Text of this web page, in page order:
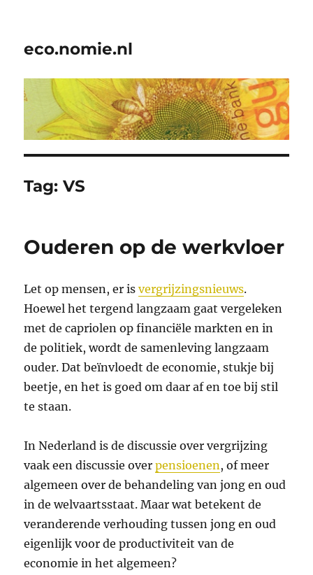
eco.nomie.nl
Tag:VS
Ouderen op de werkvloer
Let op mensen, er isvergrijzingsnieuws.
Hoewel het tergend langzaam gaat vergeleken
met de capriolen op financiële markten en in
de politiek, wordt de samenleving langzaam
ouder. Dat beïnvloedt de economie, stukje bij
beetje, en het is goed om daar af en toe bij stil
te staan.
In Nederland is de discussie over vergrijzing
vaak een discussie overpensioenen, of meer
algemeen over de behandeling van jong en oud
in de welvaartsstaat. Maar wat betekent de
veranderende verhouding tussen jong en oud
eigenlijk voor de productiviteit van de
economie in het algemeen?